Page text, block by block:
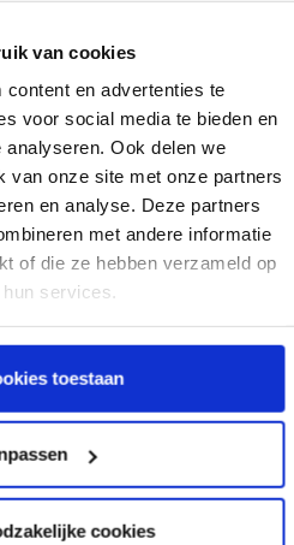
van cookies
en advertenties te
voor social media te bieden en
Ook delen we
van onze site met onze partners
en analyse. Deze partners
met andere informatie
of die ze hebben verzameld op
services.
toestaan
cookies
bij Swapfiets centraal en
te bedienen. Of je nou
plant of belt met de
doel blijft om de klant te
van een altijd werkende
om haar service, is iets dat
met coeo. “coeo is
onzesingle point of contact
onderdeel van onze customer
hier dan ook perfect bij. Ze
vinden wij namelijk
niet betalen? Dit kan